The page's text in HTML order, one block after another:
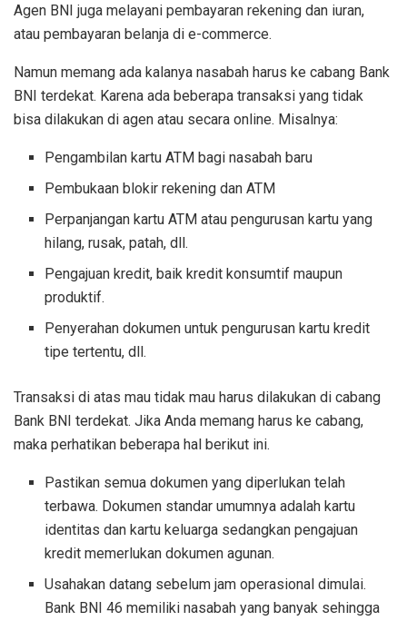
Agen BNI juga melayani pembayaran rekening dan iuran,
atau pembayaran belanja di e-commerce.
Namun memang ada kalanya nasabah harus ke cabang Bank
BNI terdekat. Karena ada beberapa transaksi yang tidak
bisa dilakukan di agen atau secara online. Misalnya:
Pengambilan kartu ATM bagi nasabah baru
Pembukaan blokir rekening dan ATM
Perpanjangan kartu ATM atau pengurusan kartu yang
hilang, rusak, patah, dll.
Pengajuan kredit, baik kredit konsumtif maupun
produktif.
Penyerahan dokumen untuk pengurusan kartu kredit
tipe tertentu, dll.
Transaksi di atas mau tidak mau harus dilakukan di cabang
Bank BNI terdekat. Jika Anda memang harus ke cabang,
maka perhatikan beberapa hal berikut ini.
Pastikan semua dokumen yang diperlukan telah
terbawa. Dokumen standar umumnya adalah kartu
identitas dan kartu keluarga sedangkan pengajuan
kredit memerlukan dokumen agunan.
Usahakan datang sebelum jam operasional dimulai.
Bank BNI 46 memiliki nasabah yang banyak sehingga